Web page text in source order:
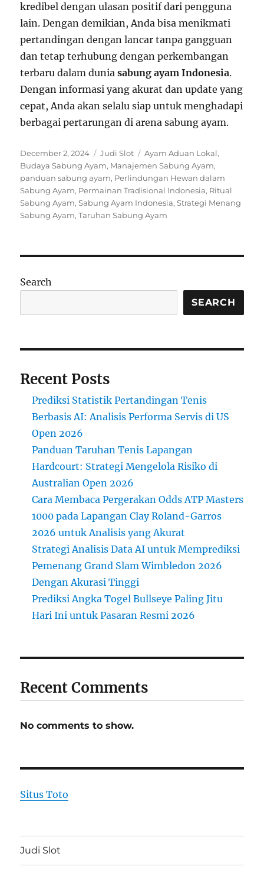
kredibel dengan ulasan positif dari pengguna
lain. Dengan demikian, Anda bisa menikmati
pertandingan dengan lancar tanpa gangguan
dan tetap terhubung dengan perkembangan
terbaru dalam duniasabung ayam Indonesia.
Dengan informasi yang akurat dan update yang
cepat, Anda akan selalu siap untuk menghadapi
berbagai pertarungan di arena sabung ayam.
Posted
on
December 2, 2024 Categories
Judi Slot Tags
Ayam Aduan Lokal,
Budaya Sabung Ayam, Manajemen Sabung Ayam,
panduan sabung ayam, Perlindungan Hewan dalam
Sabung Ayam, Permainan Tradisional Indonesia, Ritual
Sabung Ayam,Sabung Ayam Indonesia,Strategi Menang
Sabung Ayam,Taruhan Sabung Ayam
Search
SEARCH
Recent Posts
Prediksi Statistik Pertandingan Tenis
Berbasis AI: Analisis Performa Servis di US
Open 2026
Panduan Taruhan Tenis Lapangan
Hardcourt: Strategi Mengelola Risiko di
Australian Open 2026
Cara Membaca Pergerakan Odds ATP Masters
1000 pada Lapangan Clay Roland-Garros
2026 untuk Analisis yang Akurat
Strategi Analisis Data AI untuk Memprediksi
Pemenang Grand Slam Wimbledon 2026
Dengan Akurasi Tinggi
Prediksi Angka Togel Bullseye Paling Jitu
Hari Ini untuk Pasaran Resmi 2026
Recent Comments
No comments to show.
Situs Toto
Judi Slot